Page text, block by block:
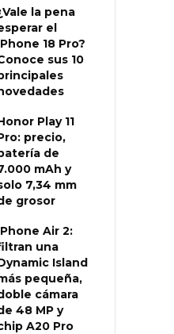
la pena
el
18 Pro?
sus 10
Play 11
precio,
de
mAh y
7,34 mm
grosor
Air 2:
una
Island
pequeña,
cámara
48 MP y
A20 Pro